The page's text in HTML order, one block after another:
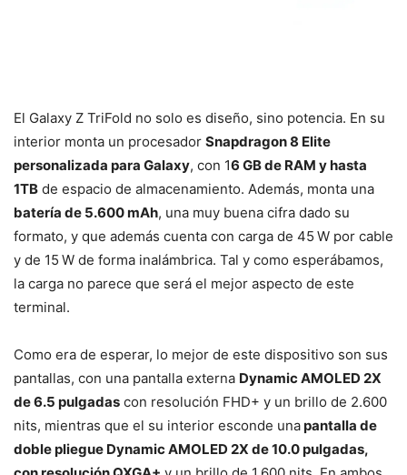
El Galaxy Z TriFold no solo es diseño, sino potencia. En su
interior monta un procesador Snapdragon 8 Elite
personalizada para Galaxy, con 16 GB de RAM y hasta
1TB de espacio de almacenamiento. Además, monta una
batería de 5.600 mAh, una muy buena cifra dado su
formato, y que además cuenta con carga de 45 W por cable
y de 15 W de forma inalámbrica. Tal y como esperábamos,
la carga no parece que será el mejor aspecto de este
terminal.
Como era de esperar, lo mejor de este dispositivo son sus
pantallas, con una pantalla externa Dynamic AMOLED 2X
de 6.5 pulgadas con resolución FHD+ y un brillo de 2.600
nits, mientras que el su interior esconde unapantalla de
doble pliegue Dynamic AMOLED 2X de 10.0 pulgadas,